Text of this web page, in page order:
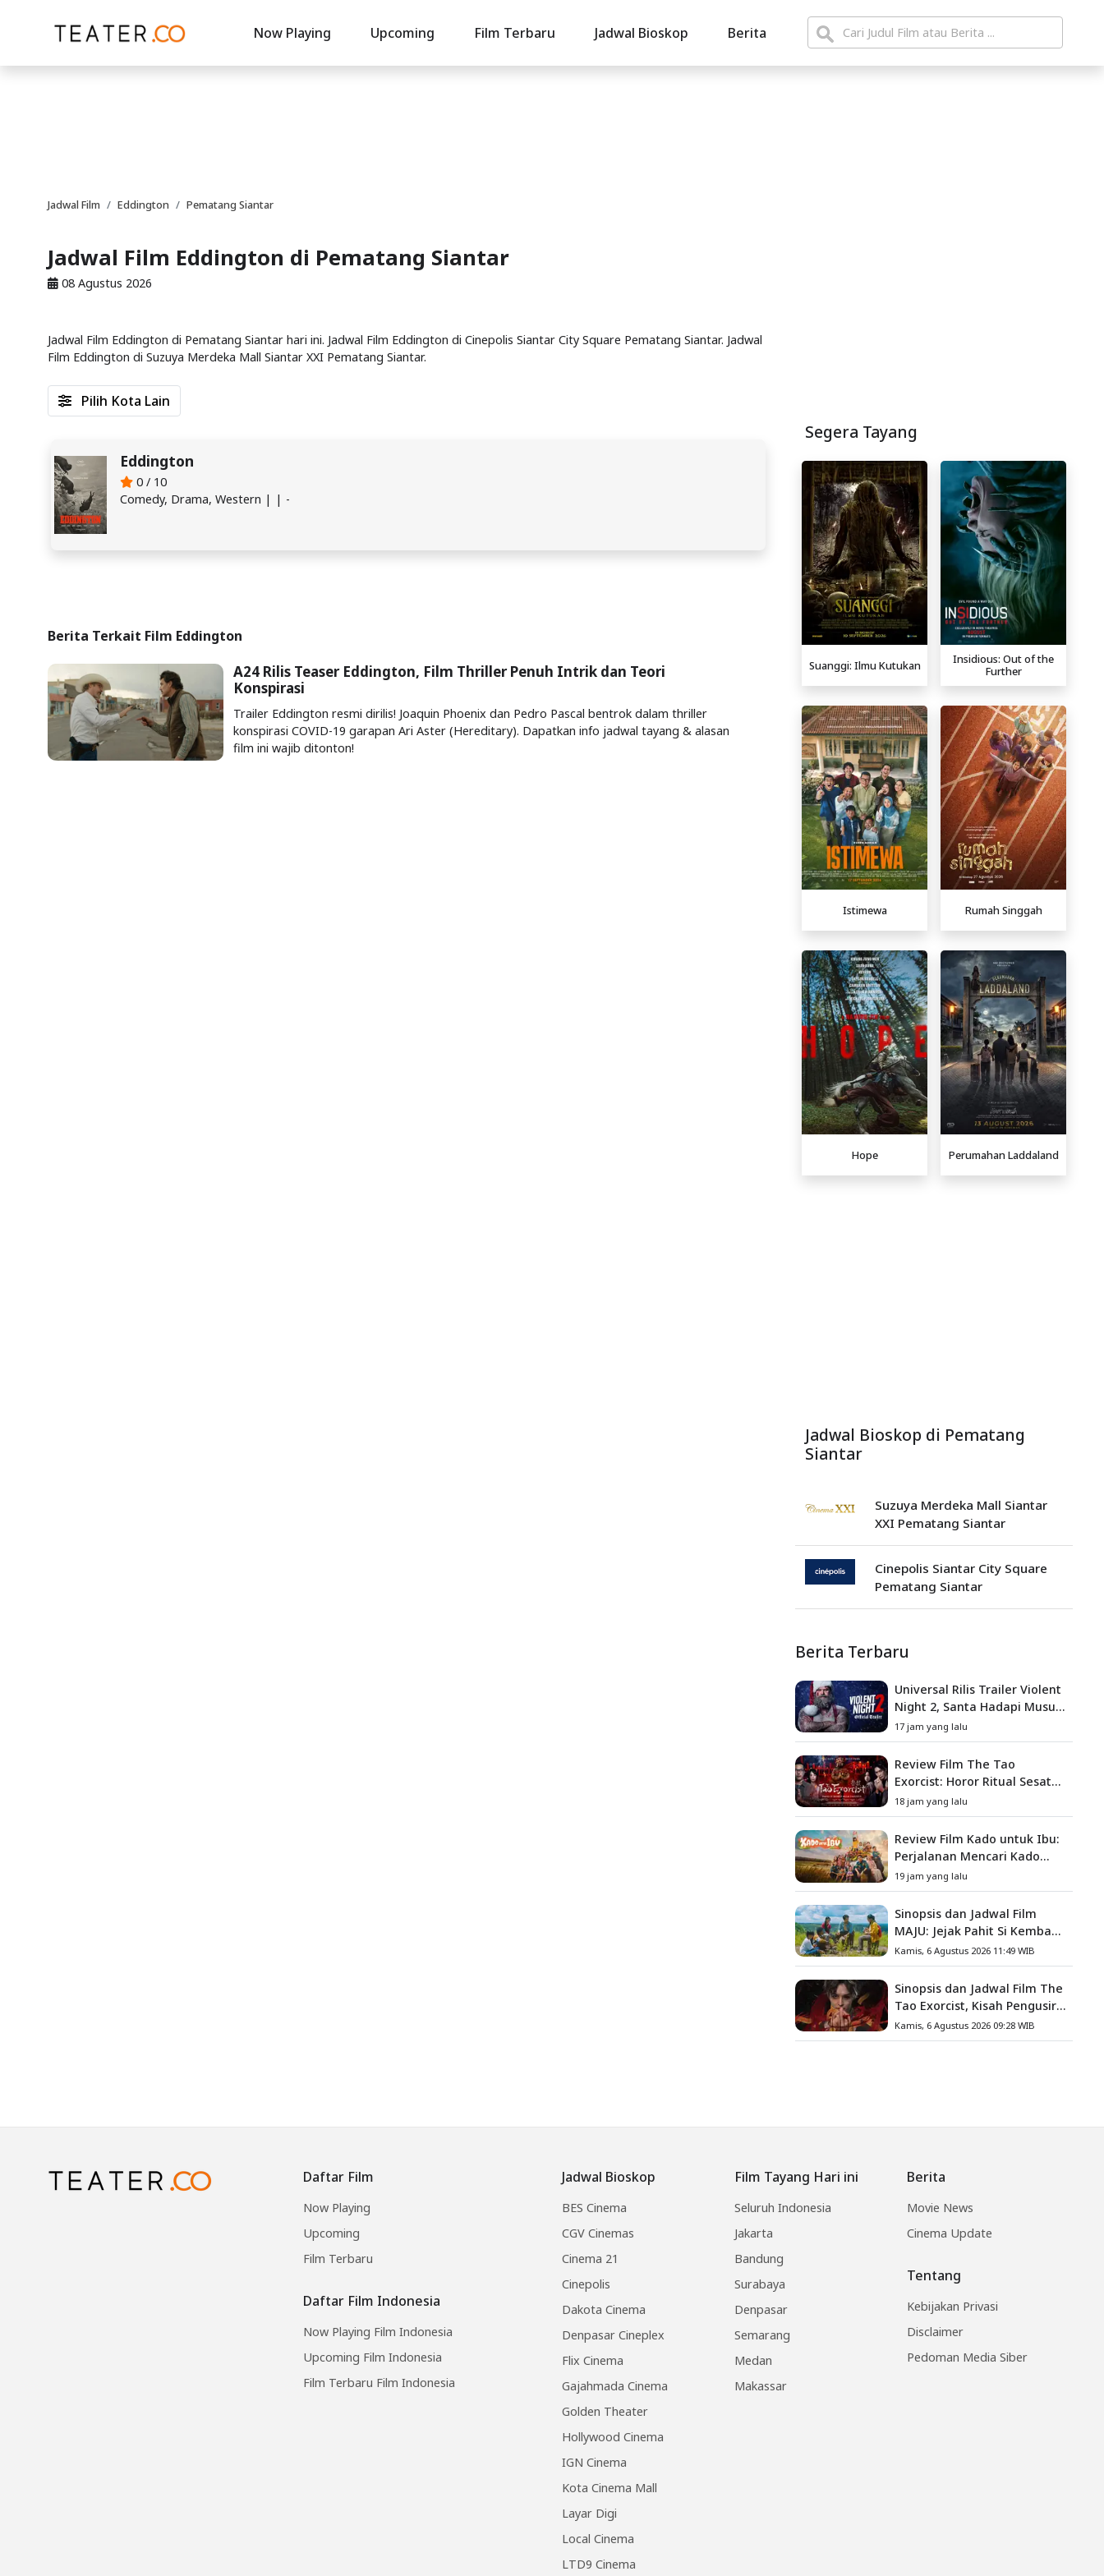
Now Playing Upcoming Film Terbaru Jadwal Bioskop Berita
Jadwal Film Eddington Pematang Siantar
Jadwal Film Eddington di Pematang Siantar
08 Agustus 2026
Jadwal Film Eddington di Pematang Siantar hari ini. Jadwal Film Eddington di Cinepolis Siantar City Square Pematang Siantar. Jadwal
Film Eddington di Suzuya Merdeka Mall Siantar XXI Pematang Siantar.
Eddington
0 / 10
Comedy, Drama, Western | | -
Pilih Kota Lain
Berita Terkait Film Eddington
A24 Rilis Teaser Eddington, Film Thriller Penuh Intrik dan Teori
Konspirasi
Trailer Eddington resmi dirilis! Joaquin Phoenix dan Pedro Pascal bentrok dalam thriller
konspirasi COVID-19 garapan Ari Aster (Hereditary). Dapatkan info jadwal tayang & alasan
film ini wajib ditonton!
Segera Tayang
Suanggi: Ilmu Kutukan
Insidious: Out of the
Further
Istimewa Rumah Singgah
Hope Perumahan Laddaland
Jadwal Bioskop di Pematang
Siantar
Suzuya Merdeka Mall Siantar
XXI Pematang Siantar
Cinepolis Siantar City Square
Pematang Siantar
Berita Terbaru
Universal Rilis Trailer Violent
Night 2, Santa Hadapi Musuh
Baru
17 jam yang lalu
Review Film The Tao
Exorcist: Horor Ritual Sesat
Taiwan yang Penuh Misteri
dan Teror Psikologis
18 jam yang lalu
Review Film Kado untuk Ibu:
Perjalanan Mencari Kado
yang Mengajarkan Arti
Keluarga
19 jam yang lalu
Sinopsis dan Jadwal Film
MAJU: Jejak Pahit Si Kembang
Gula, Misteri Hilangnya
Bagas di Lokasi Jambore
Kamis, 6 Agustus 2026 11:49 WIB
Sinopsis dan Jadwal Film The
Tao Exorcist, Kisah Pengusir
Setan Melawan Kutukan
Mematikan
Kamis, 6 Agustus 2026 09:28 WIB
Daftar Film
Now Playing
Upcoming
Film Terbaru
Daftar Film Indonesia
Now Playing Film Indonesia
Upcoming Film Indonesia
Film Terbaru Film Indonesia
Jadwal Bioskop
BES Cinema
CGV Cinemas
Cinema 21
Cinepolis
Dakota Cinema
Denpasar Cineplex
Flix Cinema
Gajahmada Cinema
Golden Theater
Hollywood Cinema
IGN Cinema
Kota Cinema Mall
Layar Digi
Local Cinema
LTD9 Cinema
Film Tayang Hari ini
Seluruh Indonesia
Jakarta
Bandung
Surabaya
Denpasar
Semarang
Medan
Makassar
Berita
Movie News
Cinema Update
Tentang
Kebijakan Privasi
Disclaimer
Pedoman Media Siber